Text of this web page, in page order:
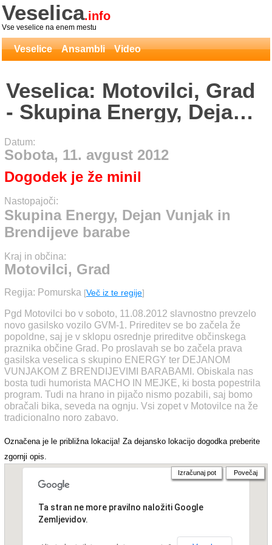
Veselica.info
Vse veselice na enem mestu
Veselice Ansambli Video
Veselica: Motovilci, Grad
- Skupina Energy, Dejan
Vunjak in Brendijeve
barabe
Datum:
Sobota, 11. avgust 2012
Dogodek je že minil
Nastopajoči:
Skupina Energy, Dejan Vunjak in
Brendijeve barabe
Kraj in občina:
Motovilci, Grad
Regija: Pomurska [Več iz te regije]
Pgd Motovilci bo v soboto, 11.08.2012 slavnostno prevzelo
novo gasilsko vozilo GVM-1. Prireditev se bo začela že
popoldne, saj je v sklopu osrednje prireditve občinskega
praznika občine Grad. Po proslavah se bo začela prava
gasilska veselica s skupino ENERGY ter DEJANOM
VUNJAKOM Z BRENDIJEVIMI BARABAMI. Obiskala nas
bosta tudi humorista MACHO IN MEJKE, ki bosta popestrila
program. Tudi na hrano in pijačo nismo pozabili, saj bomo
obračali bika, seveda na ognju. Vsi zopet v Motovilce na že
tradicionalno noro zabavo.
Označena je le približna lokacija! Za dejansko lokacijo dogodka preberite
zgornji opis.
Ta stran ne more pravilno naložiti Google
Zemljevidov.
Izračunaj pot Povečaj